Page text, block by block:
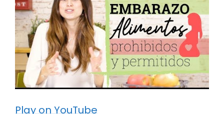
Play on YouTube